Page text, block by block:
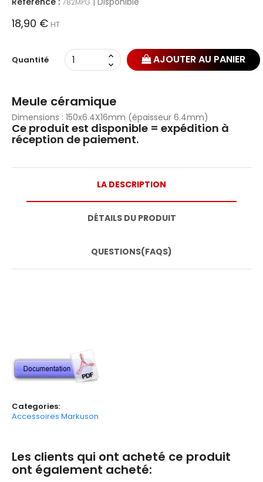
782MPG
18,90 € HT
Quantité AJOUTER AU PANIER
Meule céramique
Dimensions : 150x6.4X16mm (épaisseur 6.4mm)
Ce produit est disponible = expédition à
réception de paiement.
LA DESCRIPTION
DÉTAILS DU PRODUIT
QUESTIONS(FAQS)
Categories:
Accessoires Markuson
Les clients qui ont acheté ce produit
ont également acheté: